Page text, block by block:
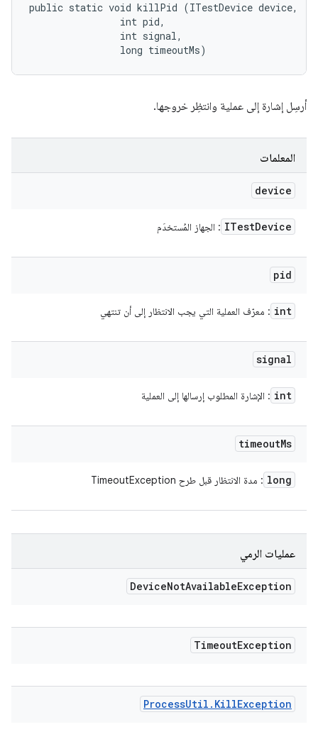
public static void killPid (ITestDevice device,
                int pid,
                int signal,
                long timeoutMs)
أرسِل إشارة إلى عملية وانتظِر خروجها.
المعلمات
device
ITestDevice : الجهاز المُستخدَم
pid
int : معرّف العملية التي يجب الانتظار إلى أن تنتهي
signal
int : الإشارة المطلوب إرسالها إلى العملية
timeoutMs
long : مدة الانتظار قبل طرح TimeoutException
عمليات الرمي
DeviceNotAvailableException
TimeoutException
ProcessUtil . KillException